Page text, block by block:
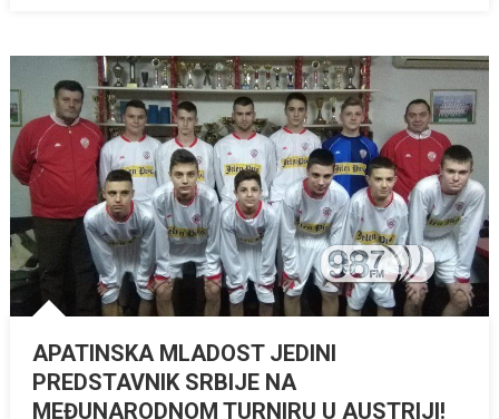
APATINSKA MLADOST JEDINI
PREDSTAVNIK SRBIJE NA
MEĐUNARODNOM TURNIRU U AUSTRIJI!